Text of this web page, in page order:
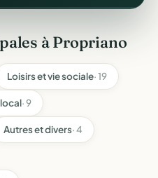
à Propriano
Loisirs et vie sociale· 19
· 9
Autres et divers· 4